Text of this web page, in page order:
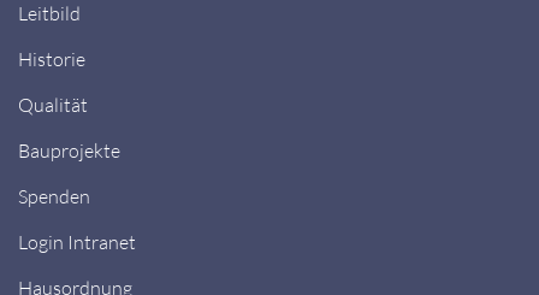
Leitbild
Historie
Qualität
Bauprojekte
Spenden
Login Intranet
Hausordnung